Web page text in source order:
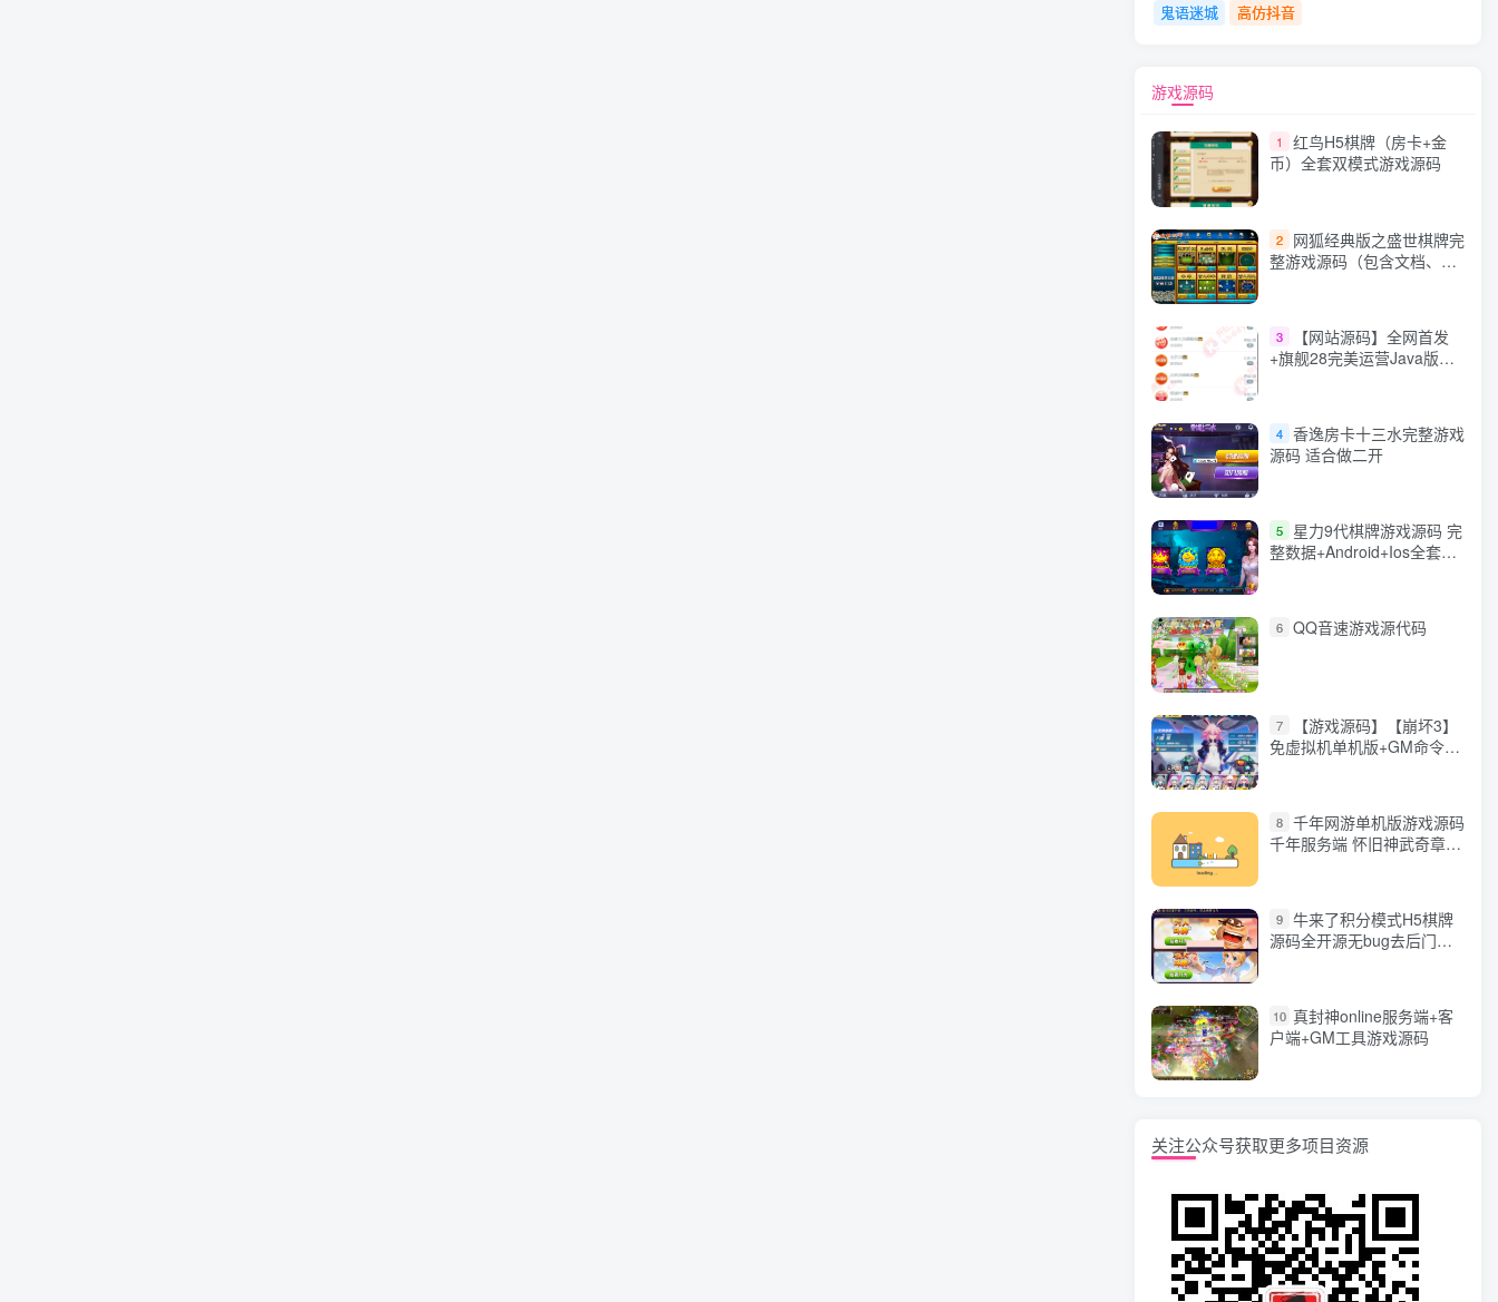
鬼语迷城
高仿抖音
游戏源码
1
红鸟H5棋牌（房卡+金
币）全套双模式游戏源码
2
网狐经典版之盛世棋牌完
整游戏源码（包含文档、架
3
【网站源码】全网首发
+旗舰28完美运营Java版高
4 香逸房卡十三水完整游戏
源码 适合做二开
5
星力9代棋牌游戏源码 完
整数据+Android+Ios全套
6 QQ音速游戏源代码
7
【游戏源码】【崩坏3】
免虚拟机单机版+GM命令
8 千年网游单机版游戏源码
千年服务端 怀旧神武奇章一
9 牛来了积分模式H5棋牌
源码全开源无bug去后门无
10 真封神online服务端+客
户端+GM工具游戏源码
关注公众号获取更多项目资源